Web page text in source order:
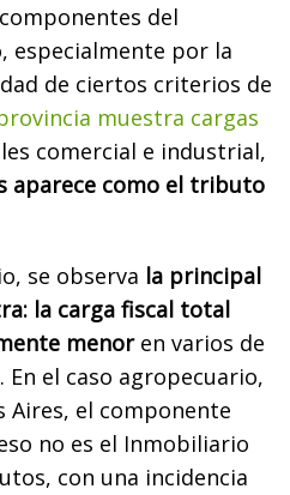
del
especialmente por la
de ciertos criterios de
muestra cargas
comercial e industrial,
aparece como el tributo
se observa la principal
la carga fiscal total
menor en varios de
el caso agropecuario,
Aires, el componente
no es el Inmobiliario
con una incidencia